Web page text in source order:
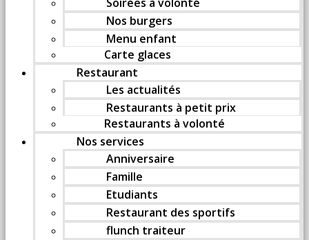
Nos burgers
Menu enfant
Carte glaces
Restaurant
Les actualités
Restaurants à petit prix
Restaurants à volonté
Nos services
Anniversaire
Famille
Etudiants
Restaurant des sportifs
flunch traiteur